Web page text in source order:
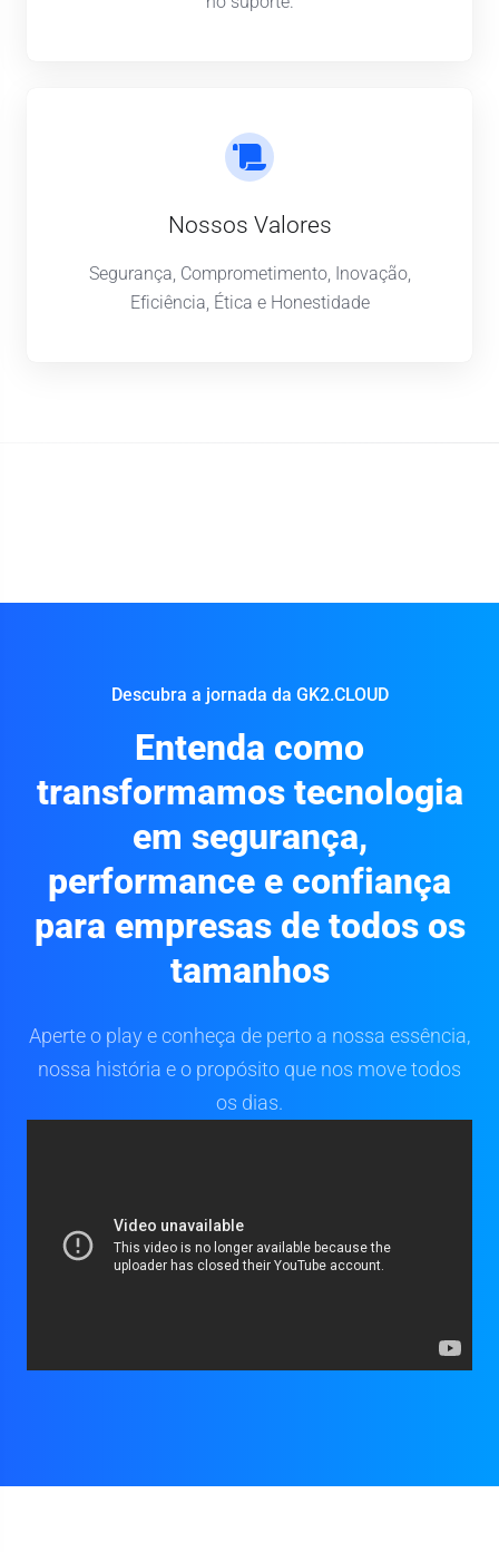
Nossos Valores
Segurança, Comprometimento, Inovação,
Eficiência, Ética e Honestidade
Descubra a jornada da GK2.CLOUD
Entenda como
transformamos tecnologia
em segurança,
performance e confiança
para empresas de todos os
tamanhos
Aperte o play e conheça de perto a nossa essência,
nossa história e o propósito que nos move todos
os dias.